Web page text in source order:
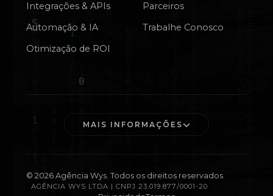
Integrações & APIs
Automação & IA
Otimização de ROI
Parceiros
Trabalhe Conosco
MAIS INFORMAÇÕES
© 2026Agência Wys. Todos os direitos reservados.
AGÊNCIA WYS LTDA | CNPJ 23.019.877/0001-20